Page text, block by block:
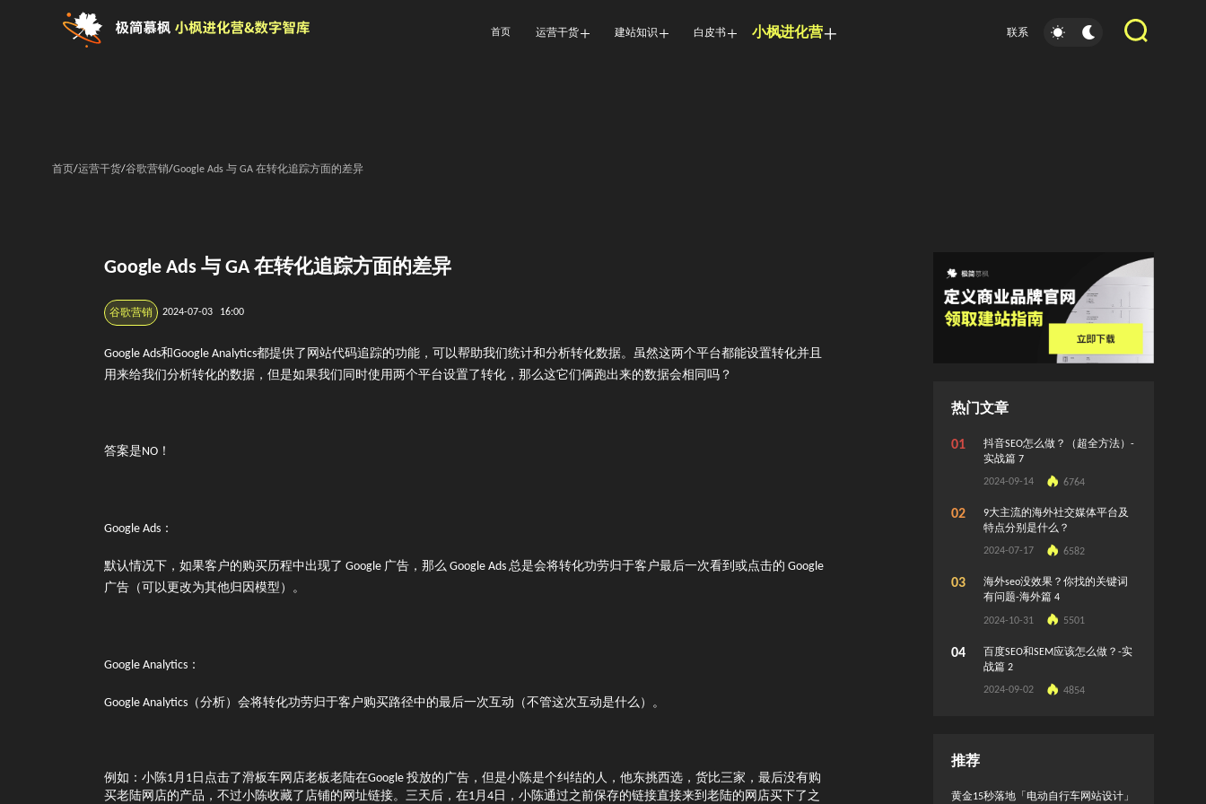
首页 运营干货 建站知识 白皮书 小枫进化营 联系
首页/运营干货/谷歌营销/Google Ads 与 GA 在转化追踪方面的差异
Google Ads 与 GA 在转化追踪方面的差异
谷歌营销 2024-07-03 16:00
Google Ads和Google Analytics都提供了网站代码追踪的功能，可以帮助我们统计和分析转化数据。虽然这两个平台都能设置转化并且
用来给我们分析转化的数据，但是如果我们同时使用两个平台设置了转化，那么这它们俩跑出来的数据会相同吗？
答案是NO！
Google Ads：
默认情况下，如果客户的购买历程中出现了 Google 广告，那么 Google Ads 总是会将转化功劳归于客户最后一次看到或点击的 Google
广告（可以更改为其他归因模型）。
Google Analytics：
Google Analytics（分析）会将转化功劳归于客户购买路径中的最后一次互动（不管这次互动是什么）。
例如：小陈1月1日点击了滑板车网店老板老陆在Google 投放的广告，但是小陈是个纠结的人，他东挑西选，货比三家，最后没有购
买老陆网店的产品，不过小陈收藏了店铺的网址链接。三天后，在1月4日，小陈通过之前保存的链接直接来到老陆的网店买下了之
热门文章
01
抖音SEO怎么做？（超全方法）-
实战篇 7
2024-09-14 6764
02
9大主流的海外社交媒体平台及
特点分别是什么？
2024-07-17 6582
03
海外seo没效果？你找的关键词
有问题-海外篇 4
2024-10-31 5501
04
百度SEO和SEM应该怎么做？-实
战篇 2
2024-09-02 4854
推荐
黄金15秒落地「电动自行车网站设计」